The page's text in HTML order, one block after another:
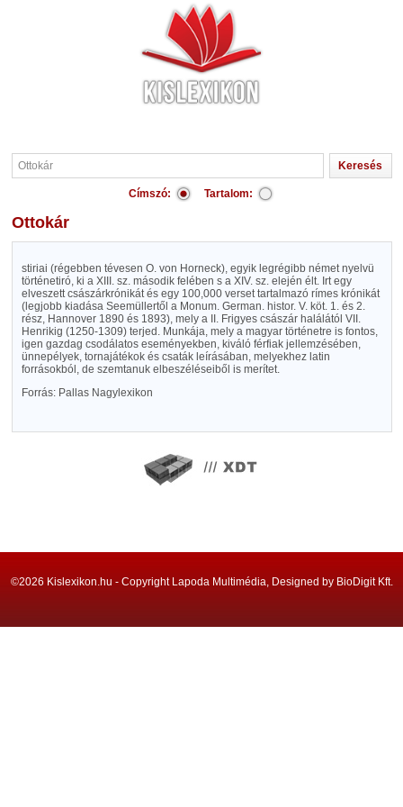
Címszó: Tartalom:
Ottokár
stiriai (régebben tévesen O. von Horneck), egyik legrégibb német nyelvü
történetiró, ki a XIII. sz. második felében s a XIV. sz. elején élt. Irt egy
elveszett császárkrónikát és egy 100,000 verset tartalmazó rímes krónikát
(legjobb kiadása Seemüllertől a Monum. German. histor. V. köt. 1. és 2.
rész, Hannover 1890 és 1893), mely a II. Frigyes császár halálától VII.
Henrikig (1250-1309) terjed. Munkája, mely a magyar történetre is fontos,
igen gazdag csodálatos eseményekben, kiváló férfiak jellemzésében,
ünnepélyek, tornajátékok és csaták leírásában, melyekhez latin
forrásokból, de szemtanuk elbeszéléseiből is merítet.
Forrás: Pallas Nagylexikon
©2026 Kislexikon.hu - Copyright Lapoda Multimédia, Designed by BioDigit Kft.